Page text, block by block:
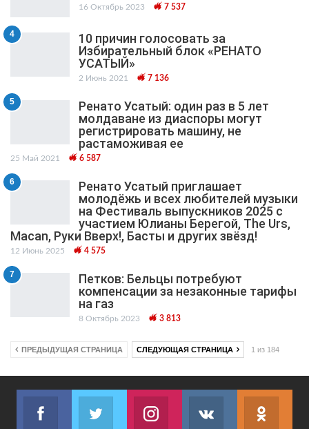
16 Октябрь 2023 7 537
4
10 причин голосовать за
Избирательный блок «РЕНАТО
УСАТЫЙ»
2 Июнь 2021 7 136
5
Ренато Усатый: один раз в 5 лет
молдаване из диаспоры могут
регистрировать машину, не
растаможивая ее
25 Май 2021 6 587
6
Ренато Усатый приглашает
молодёжь и всех любителей музыки
на Фестиваль выпускников 2025 с
участием Юлианы Берегой, The Urs,
Macan, Руки Вверх!, Басты и других звёзд!
12 Июнь 2025 4 575
7
Петков: Бельцы потребуют
компенсации за незаконные тарифы
на газ
8 Октябрь 2023 3 813
ПРЕДЫДУЩАЯ СТРАНИЦА СЛЕДУЮЩАЯ СТРАНИЦА 1 из 184
Facebook
Join us on Facebook
Twitter
Join us on TwitterJoin us on InstagramJoin us on VK